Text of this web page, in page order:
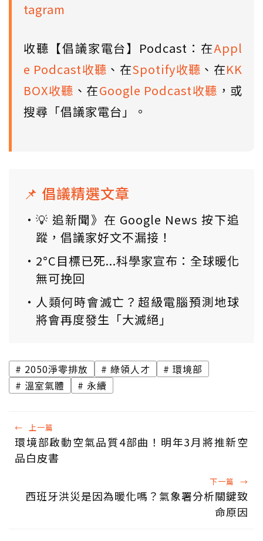
tagram
收聽【倡議家電台】Podcast：在Appl
e Podcast收聽 、在Spotify收聽 、在KK
BOX收聽 、在Google Podcast收聽 ，或
搜尋「倡議家電台」。
📌 倡議精選文章
💡 追新聞》在 Google News 按下追
蹤，倡議家好文不漏接！
2°C目標已死...科學家宣布：全球暖化
無可挽回
人類何時會滅亡？超級電腦預測地球
將會再度發生「大滅絕」
2050淨零排放 綠領人才
環境部
溫室氣體
永續
← 上一篇
環境部啟動空氣品質4部曲！明年3月將推新空
品白皮書
下一篇 →
西班牙洪災是因為暖化嗎？氣象署分析關鍵致
命原因